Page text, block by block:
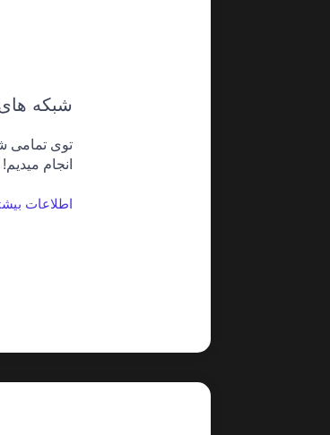
شبکه
توی تمامی
انجام
اطلاعات